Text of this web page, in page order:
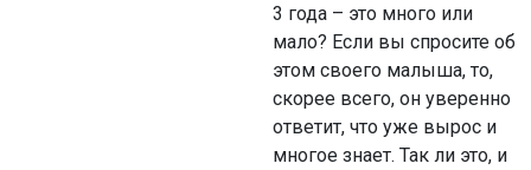
3 года – это много или
мало? Если вы спросите об
этом своего малыша, то,
скорее всего, он уверенно
ответит, что уже вырос и
многое знает. Так ли это, и